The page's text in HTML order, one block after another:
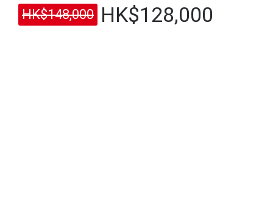
HK$148,000 HK$128,000